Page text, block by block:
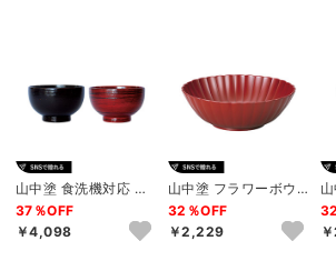
山中塗 食洗機対応 総
刷毛目汁椀ペアセット
37％OFF
￥4,098
山中塗 フラワーボウ
ル 21cm（古代朱）
32％OFF
￥2,229